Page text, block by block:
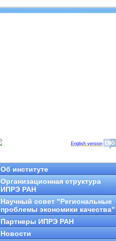
English version
Об институте
Организационная структура
ИПРЭ РАН
Научный совет "Региональные
проблемы экономики качества"
Партнеры ИПРЭ РАН
Новости